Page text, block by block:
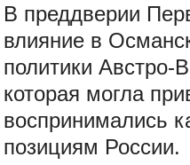
В преддверии
влияние в
политики
которая могла
воспринимались
позициям России.